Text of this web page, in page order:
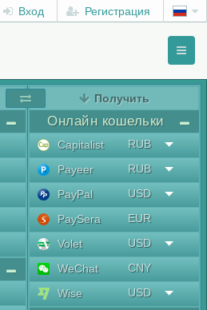
Вход Регистрация
Получить
Онлайн кошельки
Capitalist
RUB
Payeer
RUB
PayPal
USD
PaySera
EUR
Volet
USD
WeChat
CNY
Wise
USD